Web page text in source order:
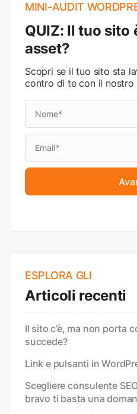
MINI-AUDIT
QUIZ: Il tuo sito
asset?
Scopri se il tuo sito sta
contro di te con il
ESPLORA GLI
Articoli recenti
Il sito c’è, ma non porta
succede?
Link e pulsanti in
Scegliere consulente
bravo ti basta una